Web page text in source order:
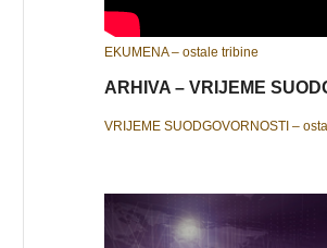
EKUMENA – ostale tribine
ARHIVA – VRIJEME
VRIJEME SUODGOVORNOSTI –